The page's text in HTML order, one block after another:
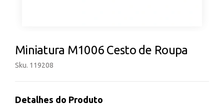
Miniatura M1006 Cesto de Roupa
Sku. 119208
Detalhes do Produto